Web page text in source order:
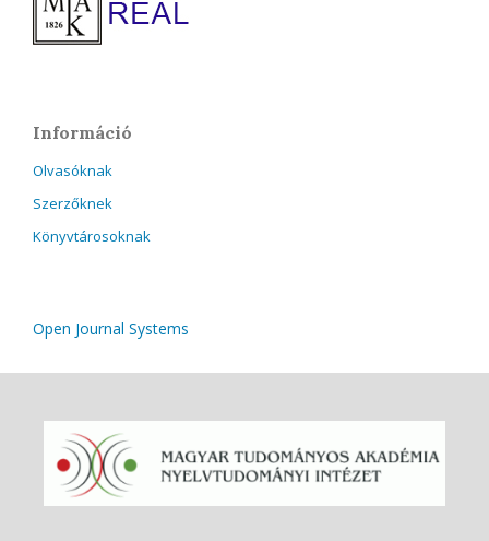
Információ
Olvasóknak
Szerzőknek
Könyvtárosoknak
Open Journal Systems